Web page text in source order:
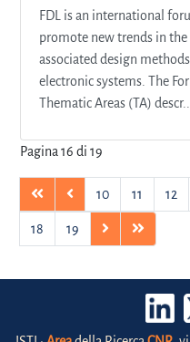
FDL is an international
promote new trends in
associated design
electronic systems. The
Thematic Areas (TA) descr...
Pagina 16 di 19
10 11 12
18 19